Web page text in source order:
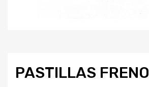
PASTILLAS FRENO